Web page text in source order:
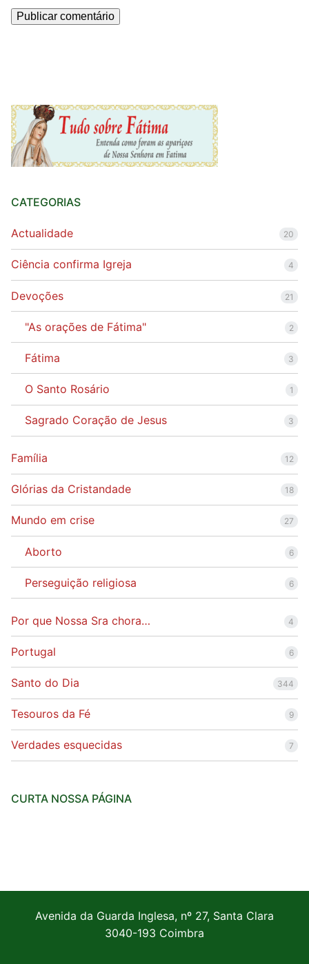
CATEGORIAS
Actualidade 20
Ciência confirma Igreja 4
Devoções 21
"As orações de Fátima" 2
Fátima 3
O Santo Rosário 1
Sagrado Coração de Jesus 3
Família 12
Glórias da Cristandade 18
Mundo em crise 27
Aborto 6
Perseguição religiosa 6
Por que Nossa Sra chora… 4
Portugal 6
Santo do Dia 344
Tesouros da Fé 9
Verdades esquecidas 7
CURTA NOSSA PÁGINA
Avenida da Guarda Inglesa, nº 27, Santa Clara
3040-193 Coimbra